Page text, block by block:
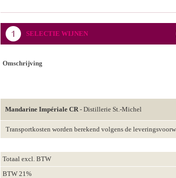
SELECTIE WIJNEN
Omschrijving
Mandarine Impériale CR- Distillerie St.-Michel
Transportkosten worden berekend volgens de
Totaal excl. BTW
BTW 21%